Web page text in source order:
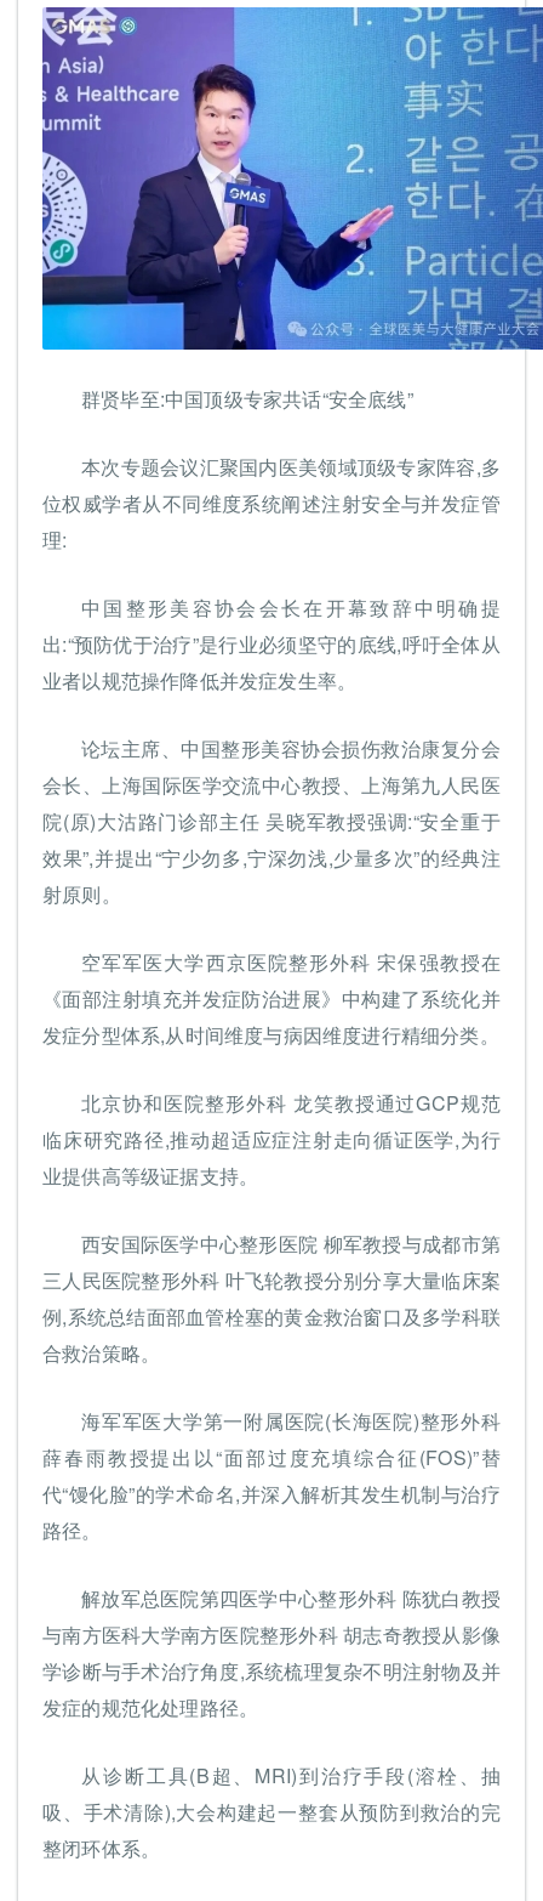
群贤毕至:中国顶级专家共话“安全底线”
本次专题会议汇聚国内医美领域顶级专家阵容,多
位权威学者从不同维度系统阐述注射安全与并发症管
理:
中国整形美容协会会长在开幕致辞中明确提
出:“预防优于治疗”是行业必须坚守的底线,呼吁全体从
业者以规范操作降低并发症发生率。
论坛主席、中国整形美容协会损伤救治康复分会
会长、上海国际医学交流中心教授、上海第九人民医
院(原)大沽路门诊部主任 吴晓军教授强调:“安全重于
效果”,并提出“宁少勿多,宁深勿浅,少量多次”的经典注
射原则。
空军军医大学西京医院整形外科 宋保强教授在
《面部注射填充并发症防治进展》中构建了系统化并
发症分型体系,从时间维度与病因维度进行精细分类。
北京协和医院整形外科 龙笑教授通过GCP规范
临床研究路径,推动超适应症注射走向循证医学,为行
业提供高等级证据支持。
西安国际医学中心整形医院 柳军教授与成都市第
三人民医院整形外科 叶飞轮教授分别分享大量临床案
例,系统总结面部血管栓塞的黄金救治窗口及多学科联
合救治策略。
海军军医大学第一附属医院(长海医院)整形外科
薛春雨教授提出以“面部过度充填综合征(FOS)”替
代“馒化脸”的学术命名,并深入解析其发生机制与治疗
路径。
解放军总医院第四医学中心整形外科 陈犹白教授
与南方医科大学南方医院整形外科 胡志奇教授从影像
学诊断与手术治疗角度,系统梳理复杂不明注射物及并
发症的规范化处理路径。
从诊断工具(B超、MRI)到治疗手段(溶栓、抽
吸、手术清除),大会构建起一整套从预防到救治的完
整闭环体系。